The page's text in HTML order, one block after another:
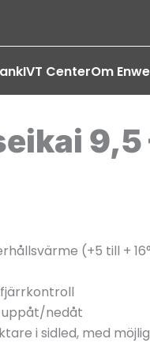
IVT CenterOm
9,5
(+5 till +
nedåt
i sidled, med